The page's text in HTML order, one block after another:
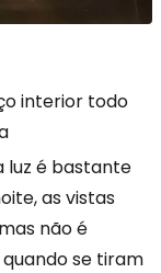
interior todo
luz é bastante
as vistas
não é
se tiram